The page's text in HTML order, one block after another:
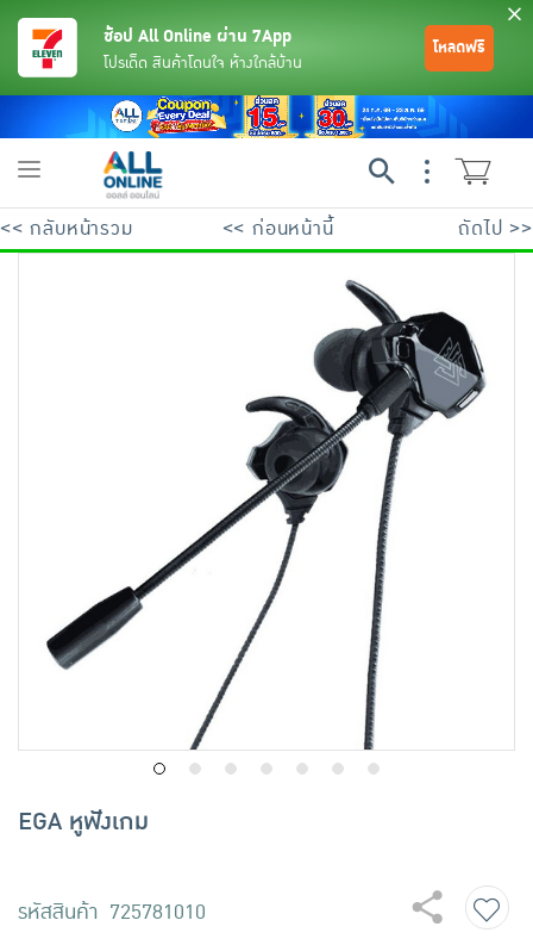
ขนมขบเคี้ยว และช็อคโกแลต
อาหารสด ผัก ผลไม้และเบเกอรี่
ช้อป All Online ผ่าน 7App
โปรเด็ด สินค้าโดนใจ ห้างใกล้บ้าน
โหลดฟรี
Toggle
<< กลับหน้ารวม << ก่อนหน้านี้ ถัดไป >>
EGA หูฟังเกม
รหัสสินค้า 725781010